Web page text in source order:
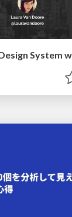
System